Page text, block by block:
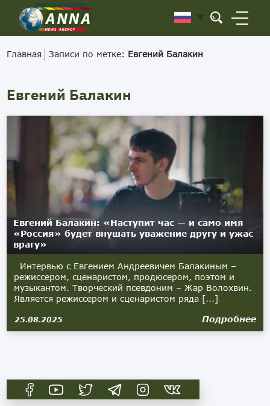
Главная Записи по метке: Евгений Балакин
Евгений Балакин
Евгений Балакин: «Наступит час — и само имя
«Россия» будет внушать уважение другу и ужас
врагу»
Интервью с Евгением Андреевичем Балакиным –
режиссером, сценаристом, продюсером, поэтом и
музыкантом. Творческий псевдоним – Жар Волохвин.
Является режиссером и сценаристом ряда [...]
25.08.2025 Подробнее